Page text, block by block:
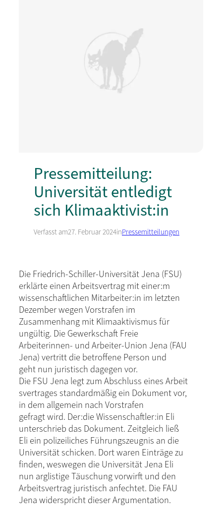
Pressemitteilung:
Universität entledigt
sich Klimaaktivist:in
Verfasst am27. Februar 2024inPressemitteilungen
Die Friedrich-Schiller-Universität Jena (FSU)
erklärte einen Arbeitsvertrag mit einer:m
wissenschaftlichen Mitarbeiter:in im letzten
Dezember wegen Vorstrafen im
Zusammenhang mit Klimaaktivismus für
ungültig. Die Gewerkschaft Freie
Arbeiterinnen- und Arbeiter-Union Jena (FAU
Jena) vertritt die betroffene Person und
geht nun juristisch dagegen vor.
Die FSU Jena legt zum Abschluss eines Arbeit
svertrages standardmäßig ein Dokument vor,
in dem allgemein nach Vorstrafen
gefragt wird. Der:die Wissenschaftler:in Eli
unterschrieb das Dokument. Zeitgleich ließ
Eli ein polizeiliches Führungszeugnis an die
Universität schicken. Dort waren Einträge zu
finden, weswegen die Universität Jena Eli
nun arglistige Täuschung vorwirft und den
Arbeitsvertrag juristisch anfechtet. Die FAU
Jena widerspricht dieser Argumentation.